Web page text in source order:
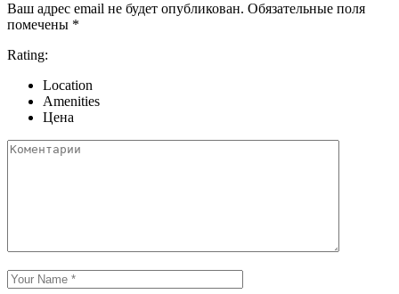
Ваш адрес email не будет опубликован. Обязательные поля
помечены *
Rating:
Location
Amenities
Цена